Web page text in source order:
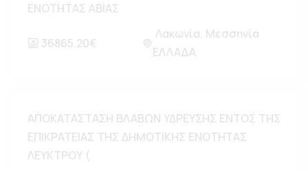
ΕΝΟΤΗΤΑΣ ΑΒΙΑΣ
36865.20€
Λακωνία, Μεσσηνία
ΕΛΛΑΔΑ
ΑΠΟΚΑΤΑΣΤΑΣΗ ΒΛΑΒΩΝ ΥΔΡΕΥΣΗΣ ΕΝΤΟΣ ΤΗΣ
ΕΠΙΚΡΑΤΕΙΑΣ ΤΗΣ ΔΗΜΟΤΙΚΗΣ ΕΝΟΤΗΤΑΣ
ΛΕΥΚΤΡΟΥ (